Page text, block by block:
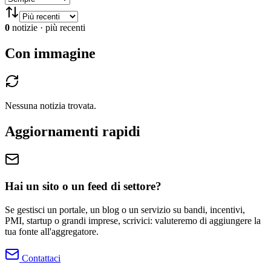
0 notizie · più recenti
Con immagine
Nessuna notizia trovata.
Aggiornamenti rapidi
Hai un sito o un feed di settore?
Se gestisci un portale, un blog o un servizio su bandi, incentivi,
PMI, startup o grandi imprese, scrivici: valuteremo di aggiungere la
tua fonte all'aggregatore.
Contattaci